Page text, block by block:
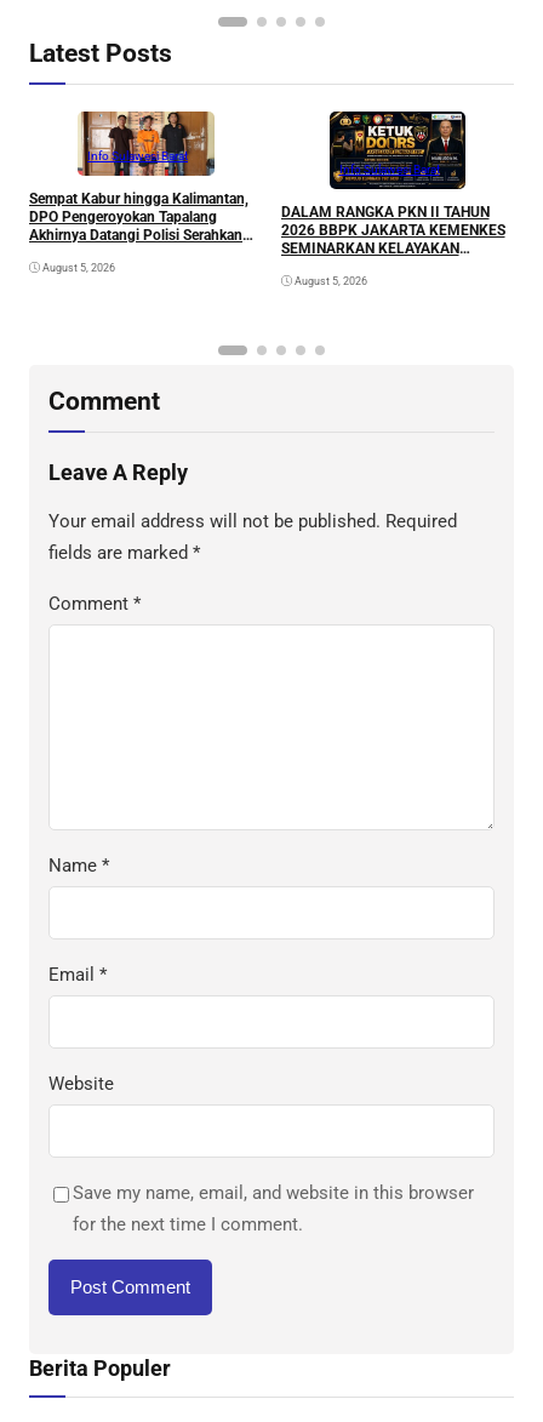
Latest Posts
Info Sulawesi Barat
Sempat Kabur hingga Kalimantan,
DPO Pengeroyokan Tapalang
Akhirnya Datangi Polisi Serahkan
August 5, 2026
Info Sulawesi Barat
DALAM RANGKA PKN II TAHUN
2026 BBPK JAKARTA KEMENKES
SEMINARKAN KELAYAKAN
PERUBAHAN KETUK DOORS
August 5, 2026
Comment
Leave A Reply
Your email address will not be published. Required
fields are marked *
Comment *
Name *
Email *
Website
Save my name, email, and website in this browser
for the next time I comment.
Berita Populer